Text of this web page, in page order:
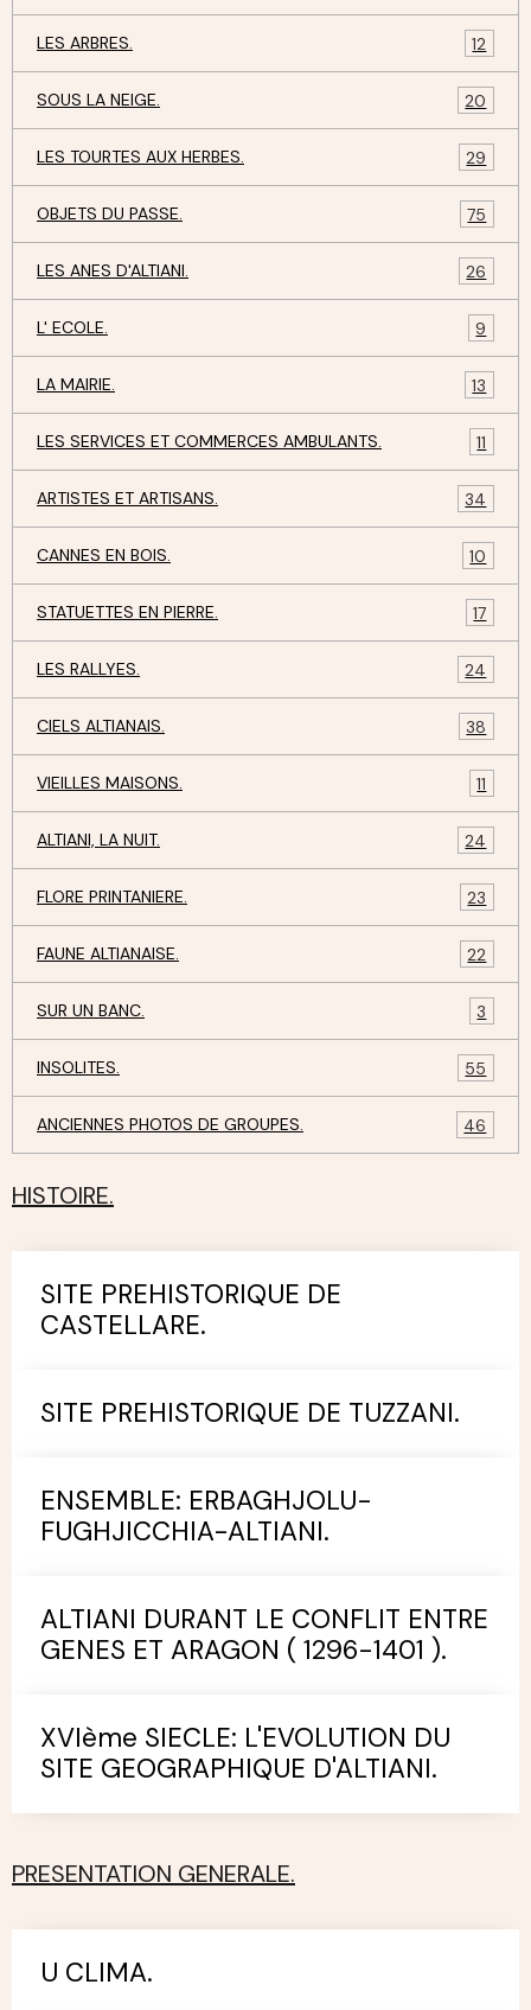
LES ARBRES. 12
SOUS LA NEIGE. 20
LES TOURTES AUX HERBES. 29
OBJETS DU PASSE. 75
LES ANES D'ALTIANI. 26
L' ECOLE. 9
LA MAIRIE. 13
LES SERVICES ET COMMERCES AMBULANTS. 11
ARTISTES ET ARTISANS. 34
CANNES EN BOIS. 10
STATUETTES EN PIERRE. 17
LES RALLYES. 24
CIELS ALTIANAIS. 38
VIEILLES MAISONS. 11
ALTIANI, LA NUIT. 24
FLORE PRINTANIERE. 23
FAUNE ALTIANAISE. 22
SUR UN BANC. 3
INSOLITES. 55
ANCIENNES PHOTOS DE GROUPES. 46
HISTOIRE.
SITE PREHISTORIQUE DE
CASTELLARE.
SITE PREHISTORIQUE DE TUZZANI.
ENSEMBLE: ERBAGHJOLU-
FUGHJICCHIA-ALTIANI.
ALTIANI DURANT LE CONFLIT ENTRE
GENES ET ARAGON ( 1296-1401 ).
XVIème SIECLE: L'EVOLUTION DU
SITE GEOGRAPHIQUE D'ALTIANI.
PRESENTATION GENERALE.
U CLIMA.